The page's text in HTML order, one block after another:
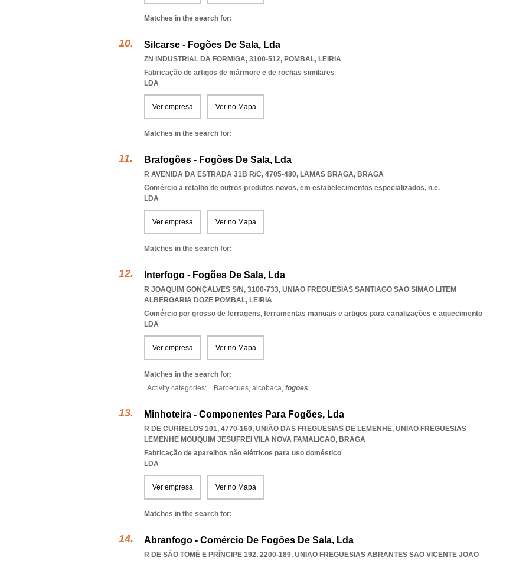
Matches in the search for:
Silcarse - Fogões De Sala, Lda
ZN INDUSTRIAL DA FORMIGA, 3100-512, POMBAL, LEIRIA
Fabricação de artigos de mármore e de rochas similares
LDA
Ver empresa Ver no Mapa
Matches in the search for:
Brafogões - Fogões De Sala, Lda
R AVENIDA DA ESTRADA 31B R/C, 4705-480, LAMAS BRAGA, BRAGA
Comércio a retalho de outros produtos novos, em estabelecimentos especializados, n.e.
LDA
Ver empresa Ver no Mapa
Matches in the search for:
Interfogo - Fogões De Sala, Lda
R JOAQUIM GONÇALVES S/N, 3100-733, UNIAO FREGUESIAS SANTIAGO SAO SIMAO LITEM
ALBERGARIA DOZE POMBAL, LEIRIA
Comércio por grosso de ferragens, ferramentas manuais e artigos para canalizações e aquecimento
LDA
Ver empresa Ver no Mapa
Matches in the search for:
Activity categories: ...Barbecues, alcobaca, fogoes...
Minhoteira - Componentes Para Fogões, Lda
R DE CURRELOS 101, 4770-160, UNIÃO DAS FREGUESIAS DE LEMENHE, UNIAO FREGUESIAS
LEMENHE MOUQUIM JESUFREI VILA NOVA FAMALICAO, BRAGA
Fabricação de aparelhos não elétricos para uso doméstico
LDA
Ver empresa Ver no Mapa
Matches in the search for:
Abranfogo - Comércio De Fogões De Sala, Lda
R DE SÃO TOMÉ E PRÍNCIPE 192, 2200-189, UNIAO FREGUESIAS ABRANTES SAO VICENTE JOAO